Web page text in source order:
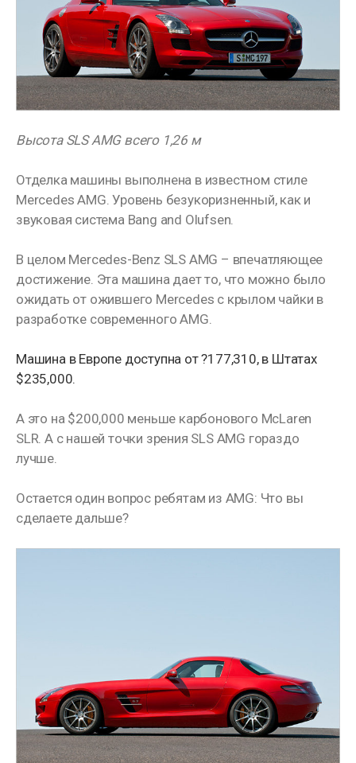
Высота SLS AMG всего 1,26 м
Отделка машины выполнена в известном стиле
Mercedes AMG. Уровень безукоризненный, как и
звуковая система Bang and Olufsen.
В целом Mercedes-Benz SLS AMG – впечатляющее
достижение. Эта машина дает то, что можно было
ожидать от ожившего Mercedes с крылом чайки в
разработке современного AMG.
Машина в Европе доступна от ?177,310, в Штатах
$235,000.
А это на $200,000 меньше карбонового McLaren
SLR. А с нашей точки зрения SLS AMG гораздо
лучше.
Остается один вопрос ребятам из AMG: Что вы
сделаете дальше?